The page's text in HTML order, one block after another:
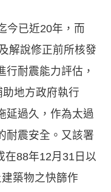
今已近20年，而
解說修正前所核發
行耐震能力評估，
地方政府執行
延過久，作為太過
耐震安全。又該署
在88年12月31日以
築物之快篩作